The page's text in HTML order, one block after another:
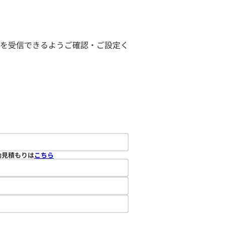
受信できるようご確認・ご設定く
積もりはこちら